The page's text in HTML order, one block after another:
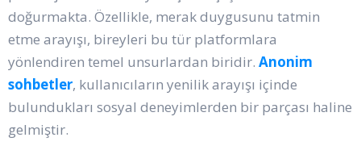
doğurmakta. Özellikle, merak duygusunu tatmin
etme arayışı, bireyleri bu tür platformlara
yönlendiren temel unsurlardan biridir. Anonim
sohbetler, kullanıcıların yenilik arayışı içinde
bulundukları sosyal deneyimlerden bir parçası haline
gelmiştir.